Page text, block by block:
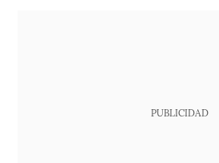
PUBLICIDAD